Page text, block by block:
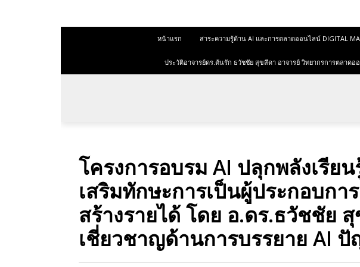
หน้าแรก สาระความรู้ด้าน AI และการตลาดออนไลน์ DIGITAL
ประวัติอาจารย์ดร.ต้นรัก ธวัชชัย สุขสีดา อาจารย์ วิทยากรการตลาดอ
โครงการอบรม AI ปลุกพลังเรีย
เสริมทักษะการเป็นผู้ประกอบกา
สร้างรายได้ โดย อ.ดร.ธวัชชัย
เชี่ยวชาญด้านการบรรยาย AI